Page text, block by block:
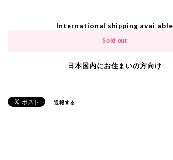
International shipping available
Sold out
日本国内にお住まいの方向け
通報する